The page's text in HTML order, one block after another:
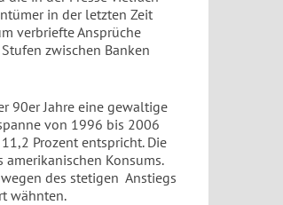
in der letzten Zeit
verbriefte Ansprüche
zwischen Banken
90er Jahre eine gewaltige
von 1996 bis 2006
Prozent entspricht. Die
Konsums.
des stetigen Anstiegs
wähnten.